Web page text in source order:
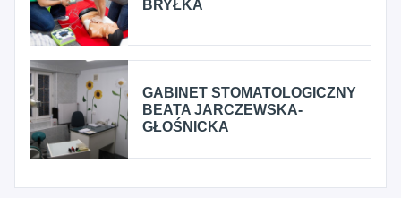
BRYŁKA
GABINET STOMATOLOGICZNY
BEATA JARCZEWSKA-
GŁOŚNICKA